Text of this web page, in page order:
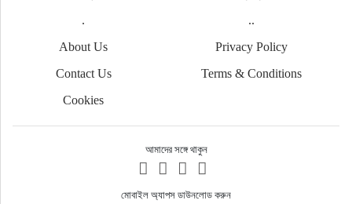
.
..
About Us
Privacy Policy
Contact Us
Terms & Conditions
Cookies
আমাদের সঙ্গে থাকুন
মোবাইল অ্যাপস ডাউনলোড করুন